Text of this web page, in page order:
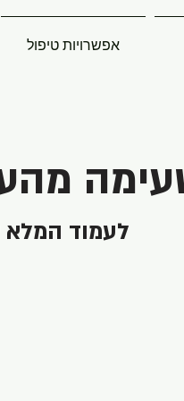
אפשרויות טיפול
לעמוד המלא